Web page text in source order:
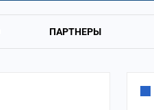
ПАРТНЕРЫ